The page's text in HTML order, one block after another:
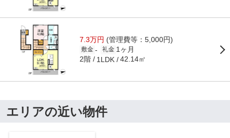
7.3万円 (管理費等：5,000円)
敷金 - 礼金 1ヶ月
2階 1LDK 42.14㎡
エリアの近い物件